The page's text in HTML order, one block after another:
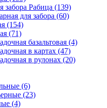
забора Рабица (139)
для забора (60)
(154)
(71)
базальтовая (4)
в картах (47)
в рулонах (20)
(6)
(23)
(4)